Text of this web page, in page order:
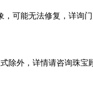
可能无法修复，详询门
除外，详情请咨询珠宝